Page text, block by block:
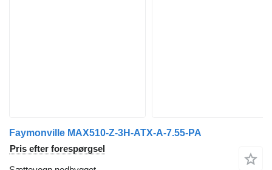
Faymonville MAX510-Z-3H-ATX-A-7.55-PA
Pris efter forespørgsel